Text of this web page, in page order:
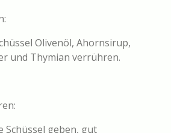
Olivenöl, Ahornsirup,
und Thymian verrühren.
Schüssel geben, gut